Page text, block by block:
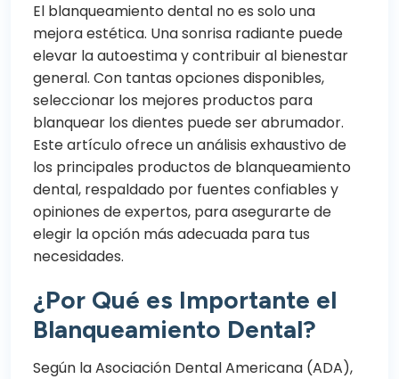
El blanqueamiento dental no es solo una
mejora estética. Una sonrisa radiante puede
elevar la autoestima y contribuir al bienestar
general. Con tantas opciones disponibles,
seleccionar los mejores productos para
blanquear los dientes puede ser abrumador.
Este artículo ofrece un análisis exhaustivo de
los principales productos de blanqueamiento
dental, respaldado por fuentes confiables y
opiniones de expertos, para asegurarte de
elegir la opción más adecuada para tus
necesidades.
¿Por Qué es Importante el
Blanqueamiento Dental?
Según la Asociación Dental Americana (ADA),